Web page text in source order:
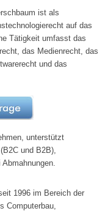
ist als
auf das
Tätigkeit umfasst das
das Medienrecht, das
und das
unterstützt
und B2B),
1996 im Bereich der
Computerbau,